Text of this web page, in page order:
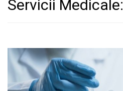
Servicii Medicale: